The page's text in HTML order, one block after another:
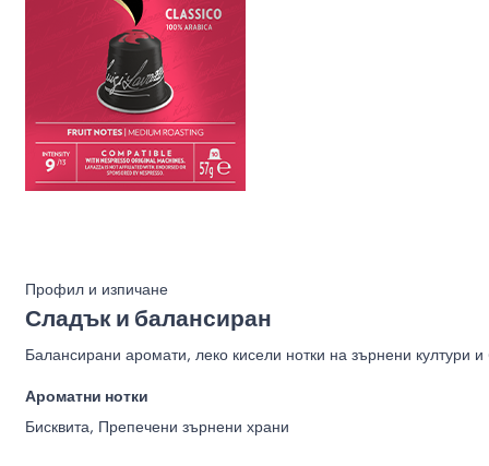
Профил и изпичане
Сладък и балансиран
Балансирани аромати, леко кисели нотки на зърнени култури и
Ароматни нотки
Бисквита, Препечени зърнени храни